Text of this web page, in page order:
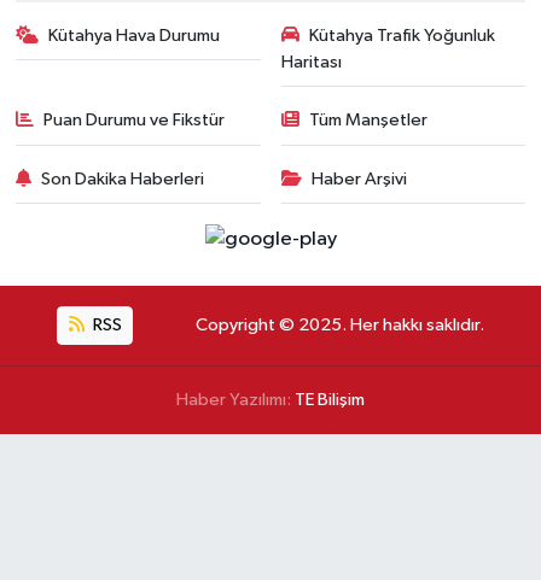
Kütahya Hava Durumu
Kütahya Trafik Yoğunluk
Haritası
Puan Durumu ve Fikstür Tüm Manşetler
Son Dakika Haberleri Haber Arşivi
RSS Copyright © 2025. Her hakkı saklıdır.
Haber Yazılımı: TE Bilişim